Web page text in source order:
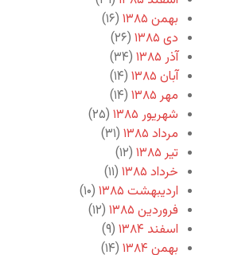
بهمن ۱۳۸۵
(۱۶)
دی ۱۳۸۵
(۲۶)
آذر ۱۳۸۵
(۳۴)
آبان ۱۳۸۵
(۱۴)
مهر ۱۳۸۵
(۱۴)
شهریور ۱۳۸۵
(۲۵)
مرداد ۱۳۸۵
(۳۱)
تیر ۱۳۸۵
(۱۲)
خرداد ۱۳۸۵
(۱۱)
اردیبهشت ۱۳۸۵
(۱۰)
فروردین ۱۳۸۵
(۱۲)
اسفند ۱۳۸۴
(۹)
بهمن ۱۳۸۴
(۱۴)